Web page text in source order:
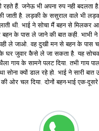
रहते हैं. जनेऊ भी अपना रुप नही बदलता है.
की जाती है. लड़की के ससुराल वाले भी
थी. भाई ने सोचा मैं बहन से मिलकर
के पास ले जाने की बात कही. भाभी
ले जाओ. वह दुखी मन से बहन के पास चल
घर जुवार कैसे ले जा सकता है. यह
गाय के सामने पलट दिया. तभी गाय
सोना क्यों डाल रहे हो. भाई ने सारी
ओर चल दिया. दोनों बहन-भाई एक-